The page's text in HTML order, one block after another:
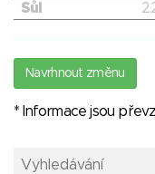
Sůl
Navrhnout změnu
* Informace jsou